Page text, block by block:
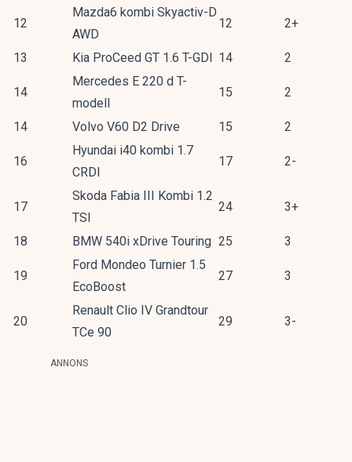
12
Mazda6 kombi Skyactiv-D
AWD
12 2+
13 Kia ProCeed GT 1.6 T-GDI 14 2
14
Mercedes E 220 d T-
modell
15 2
14 Volvo V60 D2 Drive 15 2
16
Hyundai i40 kombi 1.7
CRDI
17 2-
17
Skoda Fabia III Kombi 1.2
TSI
24 3+
18 BMW 540i xDrive Touring 25 3
19
Ford Mondeo Turnier 1.5
EcoBoost
27 3
20
Renault Clio IV Grandtour
TCe 90
29 3-
ANNONS